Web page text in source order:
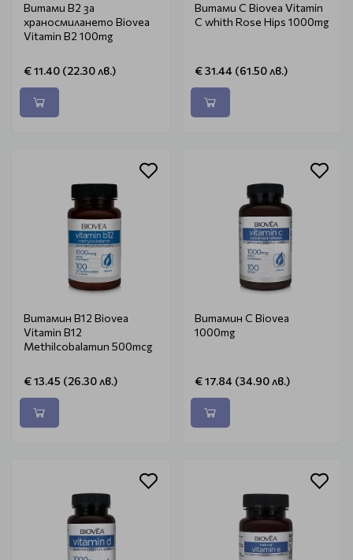
Витами В2 за
храносмилането Biovea
Vitamin B2 100mg
€ 11.40 (22.30 лв.)
Витами С Biovea Vitamin
C whith Rose Hips 1000mg
€ 31.44 (61.50 лв.)
Витамин B12 Biovea
Vitamin B12
Methilcobalamun 500mcg
€ 13.45 (26.30 лв.)
Витамин C Biovea
1000mg
€ 17.84 (34.90 лв.)